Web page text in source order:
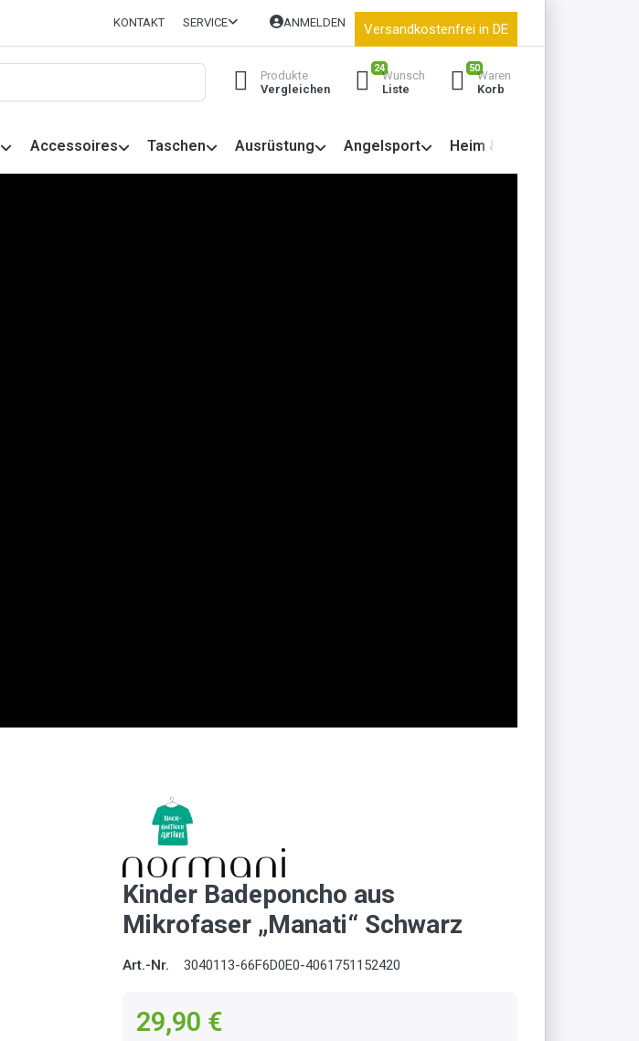
KONTAKT SERVICE ANMELDEN Versandkostenfrei in DE
Produkte
Vergleichen
24
Wunsch
Liste
50
Waren
Korb
Accessoires Taschen Ausrüstung Angelsport Heim & Garten
Kinder Badeponcho aus
Mikrofaser „Manati“ Schwarz
Art.-Nr. 3040113-66F6D0E0-4061751152420
29,90 €